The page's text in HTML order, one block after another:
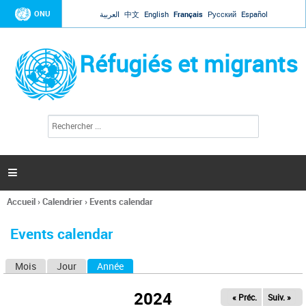
Jump to navigation
ONU العربية 中文 English Français Русский Español
Réfugiés et migrants
l
c
h
e

Vous
ici
Accueil›Calendrier› Events calendar
Events calendar
Mois Jour Année
2024 « Préc. Suiv. »